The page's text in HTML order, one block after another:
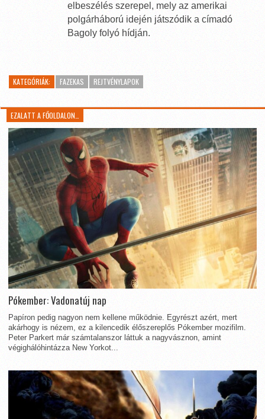
elbeszélés szerepel, mely az amerikai
polgárháború idején játszódik a címadó
Bagoly folyó hídján.
KATEGÓRIÁK: FAZEKAS REJTVÉNYLAPOK
EZALATT A FŐOLDALON…
Pókember: Vadonatúj nap
Papíron pedig nagyon nem kellene működnie. Egyrészt azért, mert
akárhogy is nézem, ez a kilencedik élőszereplős Pókember mozifilm.
Peter Parkert már számtalanszor láttuk a nagyvásznon, amint
végighálóhintázza New Yorkot...